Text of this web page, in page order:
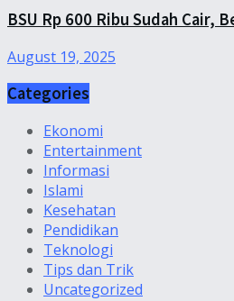
BSU Rp 600 Ribu Sudah Cair,
August 19, 2025
Categories
Ekonomi
Entertainment
Informasi
Islami
Kesehatan
Pendidikan
Teknologi
Tips dan Trik
Uncategorized